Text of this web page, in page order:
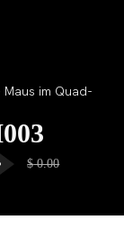
im Quad-
$0.00